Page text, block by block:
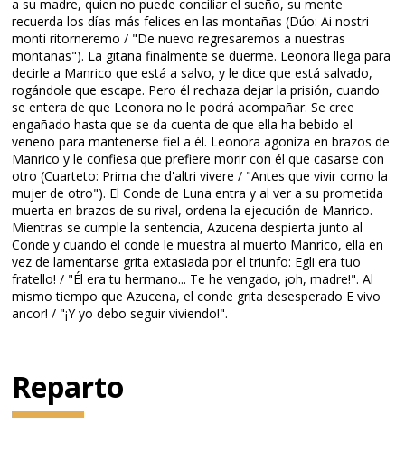
a su madre, quien no puede conciliar el sueño, su mente
recuerda los días más felices en las montañas (Dúo: Ai nostri
monti ritorneremo / "De nuevo regresaremos a nuestras
montañas"). La gitana finalmente se duerme. Leonora llega para
decirle a Manrico que está a salvo, y le dice que está salvado,
rogándole que escape. Pero él rechaza dejar la prisión, cuando
se entera de que Leonora no le podrá acompañar. Se cree
engañado hasta que se da cuenta de que ella ha bebido el
veneno para mantenerse fiel a él. Leonora agoniza en brazos de
Manrico y le confiesa que prefiere morir con él que casarse con
otro (Cuarteto: Prima che d'altri vivere / "Antes que vivir como la
mujer de otro"). El Conde de Luna entra y al ver a su prometida
muerta en brazos de su rival, ordena la ejecución de Manrico.
Mientras se cumple la sentencia, Azucena despierta junto al
Conde y cuando el conde le muestra al muerto Manrico, ella en
vez de lamentarse grita extasiada por el triunfo: Egli era tuo
fratello! / "Él era tu hermano... Te he vengado, ¡oh, madre!". Al
mismo tiempo que Azucena, el conde grita desesperado E vivo
ancor! / "¡Y yo debo seguir viviendo!".
Reparto